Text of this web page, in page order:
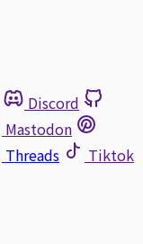
Discord
Mastodon
Threads
Tiktok